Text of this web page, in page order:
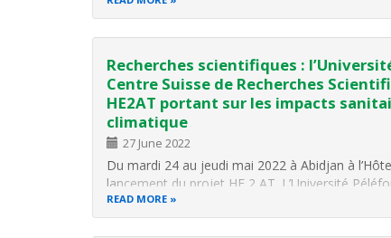
des…
Recherches scientifiques :
Centre Suisse de Recherches
HE2AT portant sur les impacts
climatique
27 June 2022
Du mardi 24 au jeudi mai 2022 à Abidjan à
lancement du projet HE 2 AT. L’Université
(UPGC) et le Centre Suisse de Recherches
sont les deux institutions ivoiriennes choisies
READ MORE